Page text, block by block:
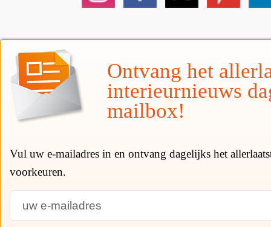
Ontvang het
interieurnieuws
mailbox!
Vul uw e-mailadres in en ontvang dagelijks het
voorkeuren.